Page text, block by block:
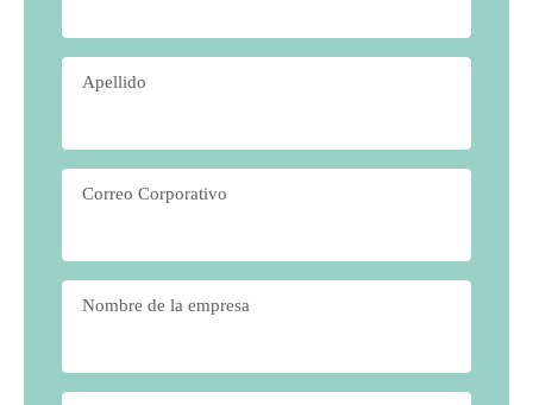
Apellido
Correo Corporativo
Nombre de la empresa